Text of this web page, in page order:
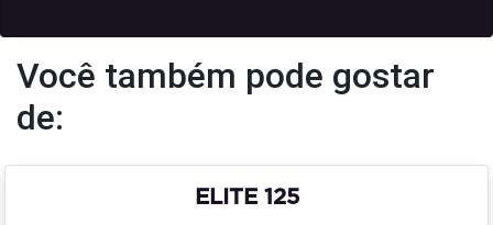
Você também pode gostar
de:
ELITE 125